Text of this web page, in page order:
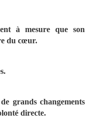
à mesure que son
du cœur.
grands changements
directe.